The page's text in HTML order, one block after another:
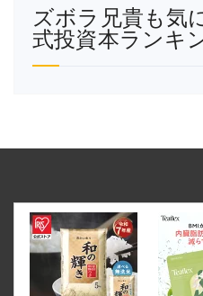
ズボラ兄貴も気
式投資本ランキ